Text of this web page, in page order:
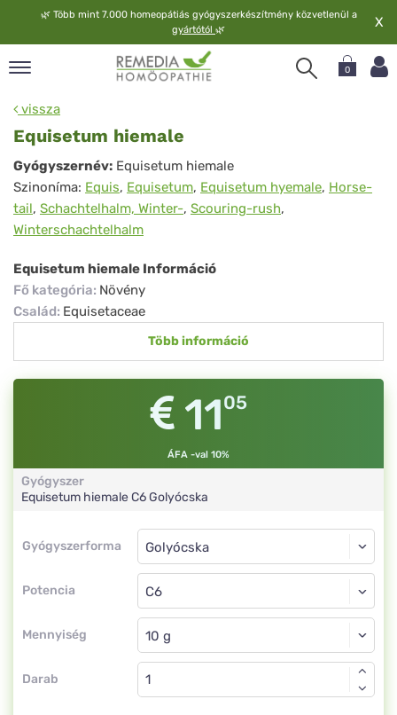
🌿 Több mint 7.000 homeopátiás gyógyszerkészítmény közvetlenül a
gyártótól 🌿 X
0
vissza
Equisetum hiemale
Equisetum
hiemale
Gyógyszernév: Equisetum hiemale
Szinoníma: Equis, Equisetum, Equisetum hyemale, Horse-
tail, Schachtelhalm, Winter-, Scouring-rush,
Winterschachtelhalm
Equisetum hiemale Információ
Fő kategória: Növény
Család: Equisetaceae
Több információ
1105
ÁFA -val 10%
Gyógyszer
Equisetum hiemaleC6Golyócska
Gyógyszerforma
Gyógyszerforma
Potencia
Golyócska
C6
Mennyiség
Golyócska
Darab